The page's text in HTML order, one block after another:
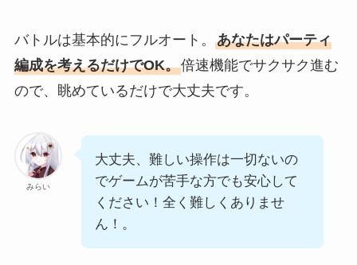
バトルは基本的にフルオート。 あなたはパーティ
編成を考えるだけでOK。倍速機能でサクサク進む
ので、眺めているだけで大丈夫です。
みらい
大丈夫、難しい操作は一切ないの
でゲームが苦手な方でも安心して
ください！全く難しくありませ
ん！。